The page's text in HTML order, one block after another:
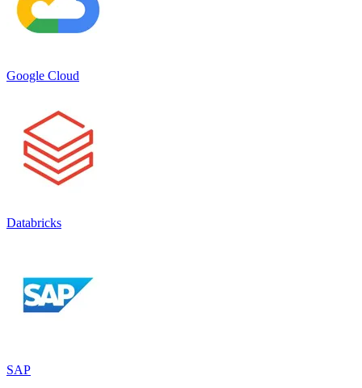
Google Cloud
Databricks
SAP